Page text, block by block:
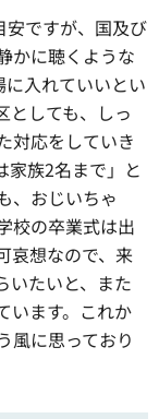
ですが、国及び
かに聴くような
入れていいとい
としても、しっ
対応をしていき
家族2名まで」と
、おじいちゃ
校の卒業式は出
哀想なので、来
いたいと、また
います。これか
風に思っており